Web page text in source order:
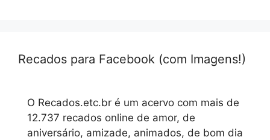
Recados para Facebook (com Imagens!)
O Recados.etc.br é um acervo com mais de
12.737 recados online de amor, de
aniversário, amizade, animados, de bom dia